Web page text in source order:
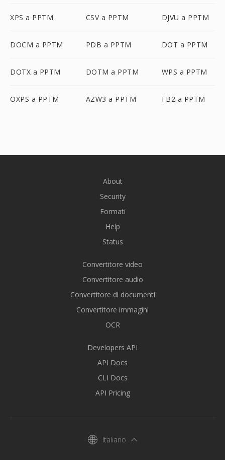
XPS a PPTM CSV a PPTM DJVU a PPTM
DOCM a PPTM PDB a PPTM DOT a PPTM
DOTX a PPTM DOTM a PPTM WPS a PPTM
OXPS a PPTM AZW3 a PPTM FB2 a PPTM
About
Security
Formati
Help
Status
Convertitore video
Convertitore audio
Convertitore di documenti
Convertitore immagini
OCR
Developers API
API Docs
CLI Docs
API Pricing
Italiano